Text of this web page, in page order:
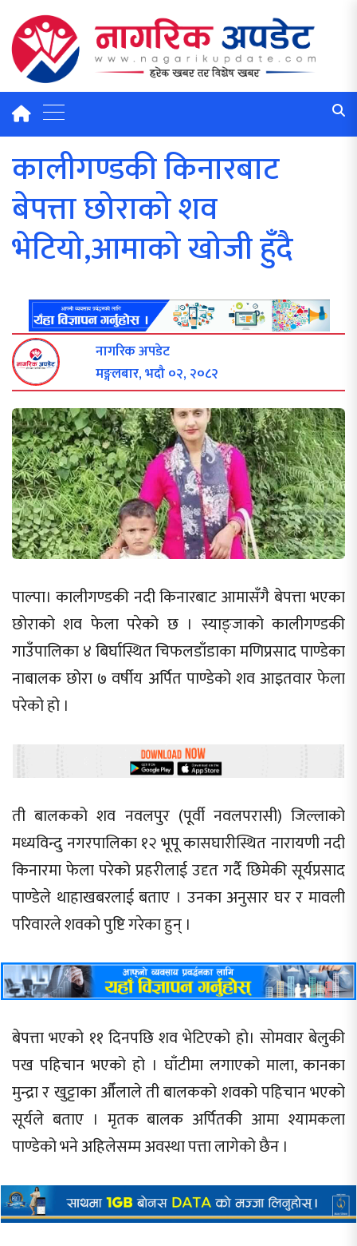
कालीगण्डकी किनारबाट
बेपत्ता छोराको शव
भेटियो,आमाको खोजी हुँदै
नागरिक अपडेट
मङ्गलबार, भदौ ०२, २०८२
पाल्पा। कालीगण्डकी नदी किनारबाट आमासँगै बेपत्ता भएका
छोराको शव फेला परेको छ । स्याङ्जाको कालीगण्डकी
गाउँपालिका ४ बिर्घास्थित चिफलडाँडाका मणिप्रसाद पाण्डेका
नाबालक छोरा ७ वर्षीय अर्पित पाण्डेको शव आइतवार फेला
परेको हो ।
ती बालकको शव नवलपुर (पूर्वी नवलपरासी) जिल्लाको
मध्यविन्दु नगरपालिका १२ भूपू कासघारीस्थित नारायणी नदी
किनारमा फेला परेको प्रहरीलाई उदृत गर्दै छिमेकी सूर्यप्रसाद
पाण्डेले थाहाखबरलाई बताए । उनका अनुसार घर र मावली
परिवारले शवको पुष्टि गरेका हुन् ।
बेपत्ता भएको ११ दिनपछि शव भेटिएको हो। सोमवार बेलुकी
पख पहिचान भएको हो । घाँटीमा लगाएको माला, कानका
मुन्द्रा र खुट्टाका औँलाले ती बालकको शवको पहिचान भएको
सूर्यले बताए । मृतक बालक अर्पितकी आमा श्यामकला
पाण्डेको भने अहिलेसम्म अवस्था पत्ता लागेको छैन ।